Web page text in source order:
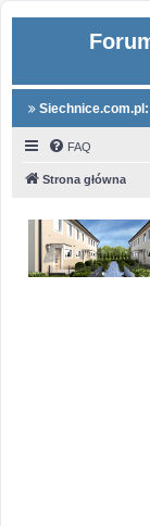
FAQ
Strona główna